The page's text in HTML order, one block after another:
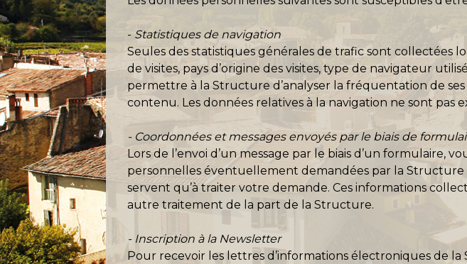
- Statistiques de navigation
Seules des statistiques générales de trafic sont collectées
de visites, pays d’origine des visites, type de navigateur
permettre à la Structure d’analyser la fréquentation de
contenu. Les données relatives à la navigation ne sont pas
- Coordonnées et messages envoyés par le biais de
Lors de l’envoi d’un message par le biais d’un formulaire,
personnelles éventuellement demandées par la
servent qu’à traiter votre demande. Ces informations
autre traitement de la part de la Structure.
- Inscription à la Newsletter
Pour recevoir les lettres d’informations électroniques de